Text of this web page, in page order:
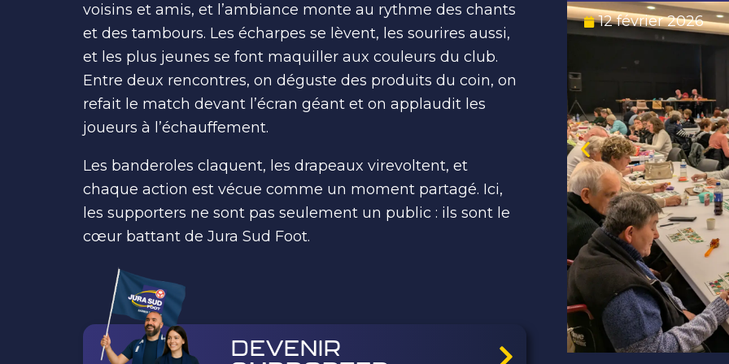
voisins et amis, et l’ambiance monte au rythme des chants
et des tambours. Les écharpes se lèvent, les sourires aussi,
et les plus jeunes se font maquiller aux couleurs du club.
Entre deux rencontres, on déguste des produits du coin, on
refait le match devant l’écran géant et on applaudit les
joueurs à l’échauffement.
Les banderoles claquent, les drapeaux virevoltent, et
chaque action est vécue comme un moment partagé. Ici,
les supporters ne sont pas seulement un public : ils sont le
cœur battant de Jura Sud Foot.
DEVENIR
12 février 2026